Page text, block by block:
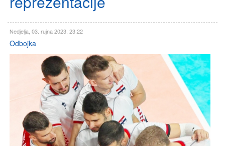
Nedjelja, 03. rujna 2023. 23:22
Odbojka